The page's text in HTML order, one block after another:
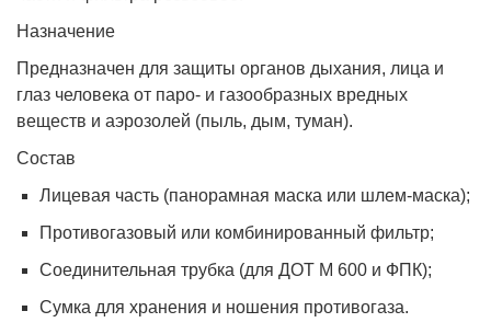
Назначение
Предназначен для защиты органов дыхания, лица и
глаз человека от паро- и газообразных вредных
веществ и аэрозолей (пыль, дым, туман).
Состав
Лицевая часть (панорамная маска или шлем-маска);
Противогазовый или комбинированный фильтр;
Соединительная трубка (для ДОТ М 600 и ФПК);
Сумка для хранения и ношения противогаза.